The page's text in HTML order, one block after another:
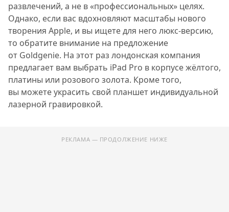
развлечений, а не в «профессиональных» целях.
Однако, если вас вдохновляют масштабы нового
творения Apple, и вы ищете для него люкс-версию,
то обратите внимание на предложение
от Goldgenie. На этот раз лондонская компания
предлагает вам выбрать iPad Pro в корпусе жёлтого,
платины или розового золота. Кроме того,
вы можете украсить свой планшет индивидуальной
лазерной гравировкой.
РЕКЛАМА — ПРОДОЛЖЕНИЕ НИЖЕ